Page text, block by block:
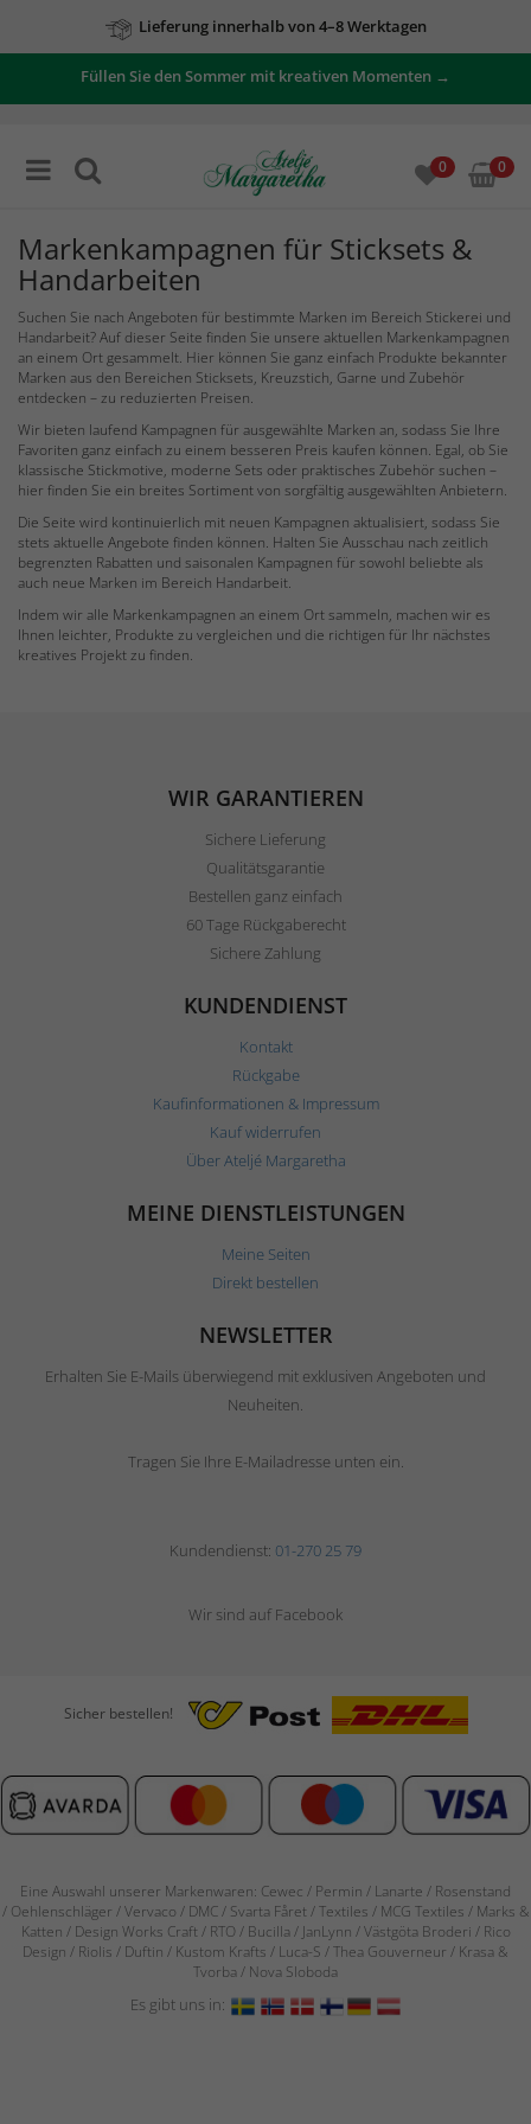
Lieferung innerhalb von 4–8 Werktagen
Füllen Sie den Sommer mit kreativen Momenten →
0 0
Markenkampagnen für Sticksets &
Handarbeiten
Suchen Sie nach Angeboten für bestimmte Marken im Bereich Stickerei und
Handarbeit? Auf dieser Seite finden Sie unsere aktuellen Markenkampagnen
an einem Ort gesammelt. Hier können Sie ganz einfach Produkte bekannter
Marken aus den Bereichen Sticksets, Kreuzstich, Garne und Zubehör
entdecken – zu reduzierten Preisen.
Wir bieten laufend Kampagnen für ausgewählte Marken an, sodass Sie Ihre
Favoriten ganz einfach zu einem besseren Preis kaufen können. Egal, ob Sie
klassische Stickmotive, moderne Sets oder praktisches Zubehör suchen –
hier finden Sie ein breites Sortiment von sorgfältig ausgewählten Anbietern.
Die Seite wird kontinuierlich mit neuen Kampagnen aktualisiert, sodass Sie
stets aktuelle Angebote finden können. Halten Sie Ausschau nach zeitlich
begrenzten Rabatten und saisonalen Kampagnen für sowohl beliebte als
auch neue Marken im Bereich Handarbeit.
Indem wir alle Markenkampagnen an einem Ort sammeln, machen wir es
Ihnen leichter, Produkte zu vergleichen und die richtigen für Ihr nächstes
kreatives Projekt zu finden.
WIR GARANTIEREN
Sichere Lieferung
Qualitätsgarantie
Bestellen ganz einfach
60 Tage Rückgaberecht
Sichere Zahlung
KUNDENDIENST
Kontakt
Rückgabe
Kaufinformationen & Impressum
Kauf widerrufen
Über Ateljé Margaretha
MEINE DIENSTLEISTUNGEN
Meine Seiten
Direkt bestellen
NEWSLETTER
Erhalten Sie E-Mails überwiegend mit exklusiven Angeboten und
Neuheiten.
Tragen Sie Ihre E-Mailadresse unten ein.
Kundendienst: 01-270 25 79
Wir sind auf Facebook
Sicher bestellen!
Eine Auswahl unserer Markenwaren: Cewec / Permin / Lanarte / Rosenstand
/ Oehlenschläger / Vervaco / DMC / Svarta Fåret / Textiles / MCG Textiles / Marks &
Katten / Design Works Craft / RTO / Bucilla / JanLynn / Västgöta Broderi / Rico
Design / Riolis / Duftin / Kustom Krafts / Luca-S / Thea Gouverneur / Krasa &
Tvorba / Nova Sloboda
Es gibt uns in: